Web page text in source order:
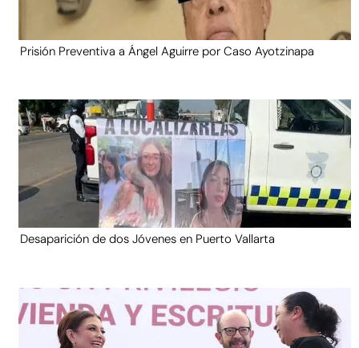
Prisión Preventiva a Ángel Aguirre por Caso Ayotzinapa
Desaparición de dos Jóvenes en Puerto Vallarta